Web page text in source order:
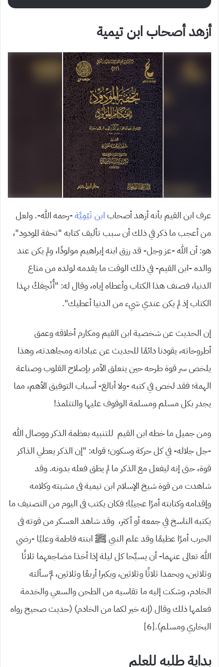
أزهد أصحاب ابن تيمية
عرف ابن القيم بأنه أزهد أصحابابن تَيْمِيَّة-رحمه الله-. ولعل
من أعجب ما ذكر في ذلك أن سبب تأليف كتابه “تحفة المودود”،
هو: أن الله -عز وجل- قد رزق ابنه إبراهيم مولودًا، ولم يكن عند
والده -ابن القيم- في ذلك الوقت ما يقدمه لولده من متاع
الدنيا، فصنف هذا الكتاب وأعطاه إياه، وقال له: “أُتْحِفكُ بهذا
الكتاب إذ لم يكن عندي شيء من الدنيا أعطيك”.
إن الحديث عن شخصية ابن القيم ومكارم أخلاقه وعمق
أطروحاته، يقودنا دائمًا للحديث عن عباداته ومجاهدته، وهذا
يلخص سر قوة طرحه حين يتعلق الأمر بإصلاح القلوب وصناعة
الهمة؛ فقد لخص في كتبه -ولا أبالغ- أسباب التوفيق الأهم، مما
يجدر بكل مسلم ومسلمة الوقوف عليها والتتلمذ!
ومن جميل ما خطه ابن القيم للتنبيه بعظمة الذكر ووصال الله
-جل جلاله- في كل حركة وسكون؛ قوله: “إن الذكر يعطي الذاكر
قوة، حتى إنه ليفعل مع الذكر ما لم يطق فعله بدونه. وقد
شاهدت من قوة شيخ الإسلام ابن تيمية فى مشيته وكلامه
وإقدامه وكتابته أمرًا عجيبًا؛ فكان يكتب فى اليوم من التصنيف ما
يكتبه الناسخ في جمعه أو أكثر، وقد شاهد العسكر من قوته فى
الحرب أمرًا عظيمًا وقد علم النبي ﷺ ابنته فاطمة وعليًا -رضي
الله تعالى عنهما- أن يسبِّحا كل ليلة إذا أخذا مضاجعهما ثلاثًا
وثلاثين، ويحمدا ثلاثًا وثلاثين، ويكبرا أربعًا وثلاثين، لمَّ سألته
الخادم، وشكت إليه ما تقاسيه من الطحن والسعي والخدمة
فعلمها ذلك وقال (إنه خير لكما من الخادم) (حديث صحيح رواه
البخاري ومسلم).[6]
بداية طلبه للعلم